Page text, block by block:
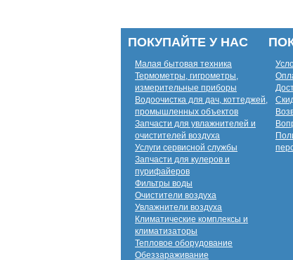
ПОКУПАЙТЕ У НАС
Малая бытовая техника
Термометры, гигрометры,
измерительные приборы
Водоочистка для дач, коттеджей,
промышленных объектов
Запчасти для увлажнителей и
очистителей воздуха
Услуги сервисной службы
Запчасти для кулеров и
пурифайеров
Фильтры воды
Очистители воздуха
Увлажнители воздуха
Климатические комплексы и
климатизаторы
Тепловое оборудование
Обеззараживание